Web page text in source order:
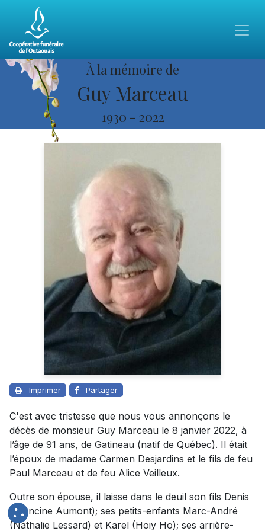
À la mémoire de
Guy Marceau
1930 - 2022
Imprimer Partager
C'est avec tristesse que nous vous annonçons le
décès de monsieur Guy Marceau le 8 janvier 2022, à
l’âge de 91 ans, de Gatineau (natif de Québec). Il était
l’époux de madame Carmen Desjardins et le fils de feu
Paul Marceau et de feu Alice Veilleux.
Outre son épouse, il laisse dans le deuil son fils Denis
(Francine Aumont); ses petits-enfants Marc-André
(Nathalie Lessard) et Karel (Hoiy Ho); ses arrière-